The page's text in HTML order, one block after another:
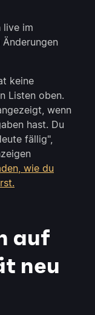
live im
keine
Listen oben.
wenn
hast. Du
fällig",
wie du
auf
neu